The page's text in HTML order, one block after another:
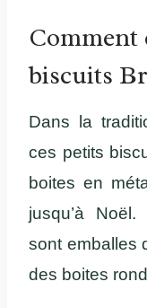
Comment
biscuits
Dans la
ces petits
boites en
jusqu’à
sont emballes
des boites